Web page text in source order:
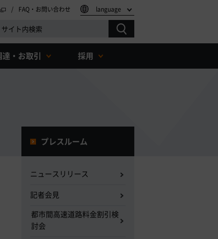
FAQ・お問い合わせ language
達・お取引 採用
プレスルーム
ニュースリリース
記者会見
都市間高速道路料金割引検
討会